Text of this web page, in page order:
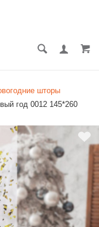
шторы
год 0012 145*260